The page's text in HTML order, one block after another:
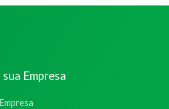
Empresa